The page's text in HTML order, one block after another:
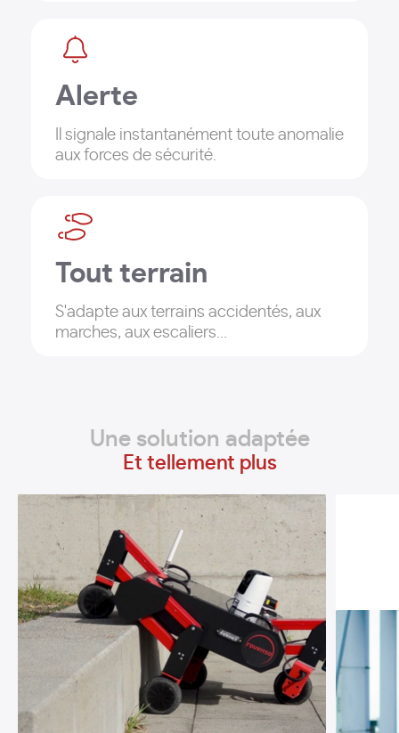
Alerte
Il signale instantanément toute anomalie
aux forces de sécurité.
Tout terrain
S'adapte aux terrains accidentés, aux
marches, aux escaliers...
Une solution adaptée
Et tellement plus